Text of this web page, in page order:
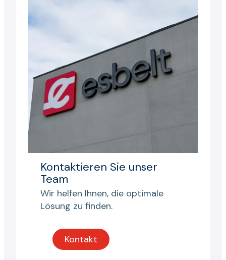
Kontaktieren Sie unser
Team
Wir helfen Ihnen, die optimale
Lösung zu finden.
Kontakt